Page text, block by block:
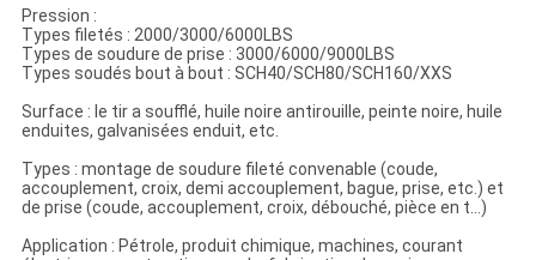
Pression :
Types filetés : 2000/3000/6000LBS
Types de soudure de prise : 3000/6000/9000LBS
Types soudés bout à bout : SCH40/SCH80/SCH160/XXS
Surface : le tir a soufflé, huile noire antirouille, peinte noire, huile
enduites, galvanisées enduit, etc.
Types : montage de soudure fileté convenable (coude,
accouplement, croix, demi accouplement, bague, prise, etc.) et
de prise (coude, accouplement, croix, débouché, pièce en t…)
Application : Pétrole, produit chimique, machines, courant